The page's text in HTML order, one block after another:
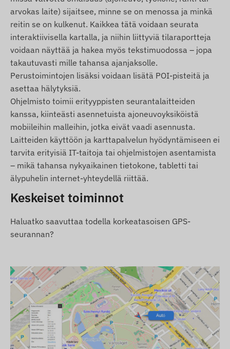
Laite viestii matkapuhelinoperaattoreiden
verkkojen kautta sisäisen (vaihdettavan) SIM-
kortin avulla.
Toiminta-alue
Laite on yhteensopiva seuraavilla alueilla
toimivien GSM-verkkojen kanssa:
2G: Maailma
Osto-optiot
Jos ostat vain laitteen (ilman
ohjelmistotilausta), se toimitetaan
tehdasasetuksilla. SIM-kortin, sen asetusten ja
kortin hallinnan (lataus, vuotuinen tietojen
Jos ostat laitteen lisäksi ohjelmistotilauksen,
mutta et SIM-korttia, laite toimitetaan
ja hallinta on kuitenkin edelleen sinun
vastuullasi.
Jos ostat laitteen ja ohjelmistotilauksen lisäksi
SIM-kortin meiltä, laite ja SIM-kortti toimitetaan
yhteistyössä ohjelmiston kanssa ja kortin
jatkuvasta ylläpidosta huolehdimme me –
arvokas laite) sijaitsee, minne se on menossa ja minkä
reitin se on kulkenut. Kaikkea tätä voidaan seurata
interaktiivisella kartalla, ja niihin liittyviä tilaraportteja
voidaan näyttää ja hakea myös tekstimuodossa – jopa
takautuvasti mille tahansa ajanjaksolle.
Perustoimintojen lisäksi voidaan lisätä POI-pisteitä ja
asettaa hälytyksiä.
Ohjelmisto toimii erityyppisten seurantalaitteiden
kanssa, kiinteästi asennetuista ajoneuvoyksiköistä
mobiileihin malleihin, jotka eivät vaadi asennusta.
Laitteiden käyttöön ja karttapalvelun hyödyntämiseen ei
tarvita erityisiä IT-taitoja tai ohjelmistojen asentamista
– mikä tahansa nykyaikainen tietokone, tabletti tai
älypuhelin internet-yhteydellä riittää.
Keskeiset toiminnot
Haluatko saavuttaa todella korkeatasoisen GPS-
seurannan?